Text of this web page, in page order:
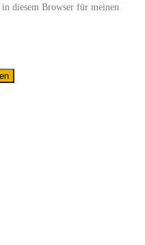
diesem Browser für meinen